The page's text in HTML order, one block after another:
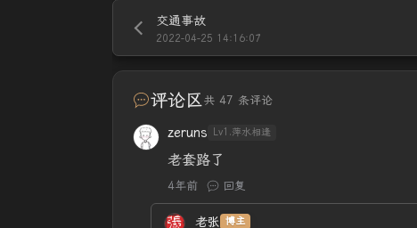
交通事故
2022-04-25 14:16:07
评论区共 47 条评论
zeruns Lv1.萍水相逢
老套路了
4年前 回复
老张 博主